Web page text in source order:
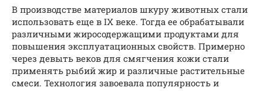
В производстве материалов шкуру животных стали
использовать еще в IX веке. Тогда ее обрабатывали
различными жиросодержащими продуктами для
повышения эксплуатационных свойств. Примерно
через девыть веков для смягчения кожи стали
применять рыбий жир и различные растительные
смеси. Технология завоевала популярность и